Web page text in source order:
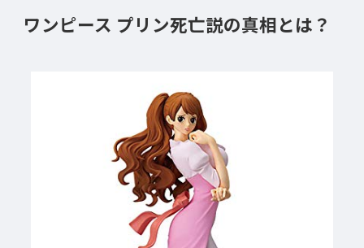
ワンピース プリン死亡説の真相とは？